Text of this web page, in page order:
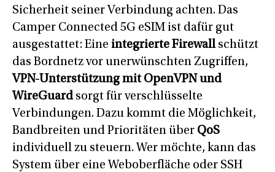
Sicherheit seiner Verbindung achten. Das
Camper Connected 5G eSIM ist dafür gut
ausgestattet: Eine integrierte Firewallschützt
das Bordnetz vor unerwünschten Zugriffen,
VPN-Unterstützung mit OpenVPN und
WireGuardsorgt für verschlüsselte
Verbindungen. Dazu kommt die Möglichkeit,
Bandbreiten und Prioritäten über QoS
individuell zu steuern. Wer möchte, kann das
System über eine Weboberfläche oder SSH